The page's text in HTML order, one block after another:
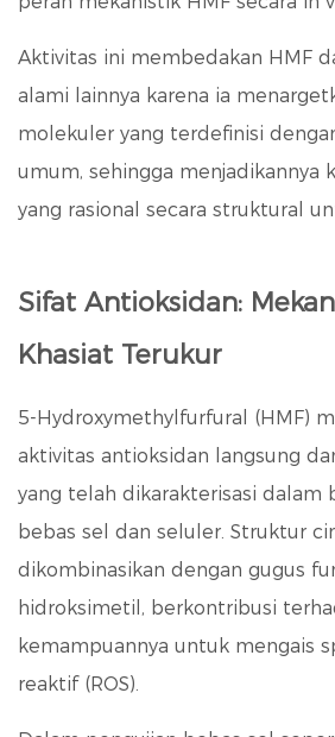
Aktivitas ini membedakan HMF
alami lainnya karena ia
molekuler yang terdefinisi
umum, sehingga menjadikannya
yang rasional secara struktural
Sifat Antioksidan:
Khasiat Terukur
5-Hydroxymethylfurfural (HMF)
aktivitas antioksidan langsung
yang telah dikarakterisasi dalam
bebas sel dan seluler. Struktur
dikombinasikan dengan gugus
hidroksimetil, berkontribusi
kemampuannya untuk mengais
reaktif (ROS).